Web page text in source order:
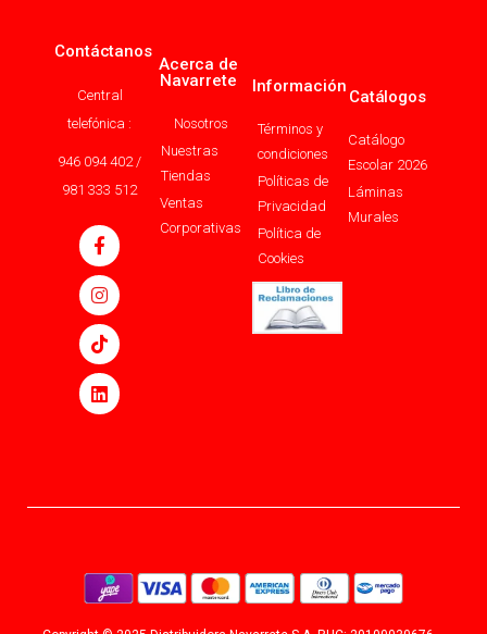
Contáctanos
Central
telefónica :
946 094 402 /
981 333 512
Acerca de
Navarrete
Nosotros
Nuestras
Tiendas
Ventas
Corporativas
Información
Términos y
condiciones
Políticas de
Privacidad
Política de
Cookies
Catálogos
Catálogo
Escolar 2026
Láminas
Murales